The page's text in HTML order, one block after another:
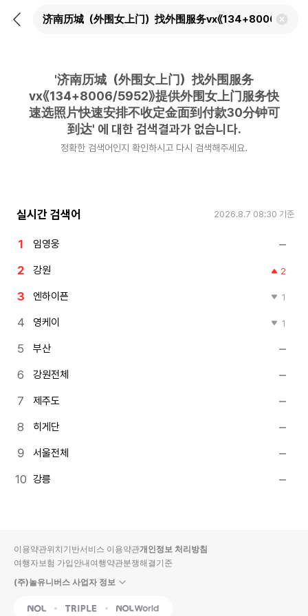
뒤
검
'济南历城（外围女上门）找外围服务
vx《134+8006/5952》提供外围女上门服务快
速选照片快速安排不收定金面到付款30分钟可
到达' 에 대한 검색결과가 없습니다.
정확한 검색어인지 확인하시고 다시 검색해주세요.
실시간 검색어 2026.8.7 08:30 기준
임영웅
강원 2
엔하이픈 1
영케이 1
부산
강원전체
제주도
히게단
서울전체
강릉
이용약관위치기반서비스 이용약관개인정보 처리방침
여행자보험 가입안내여행약관분쟁해결기준
(주)놀유니버스 사업자 정보
NOL Triple Interpark Global